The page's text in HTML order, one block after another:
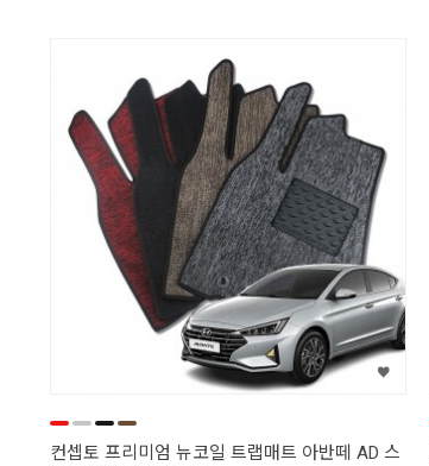
컨셉토 프리미엄 뉴코일 트랩매트 아반떼 AD 스